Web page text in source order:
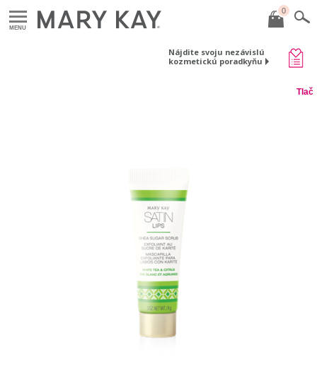
MENU
0
Nájdite svoju nezávislú
kozmetickú poradkyňu
Tlač